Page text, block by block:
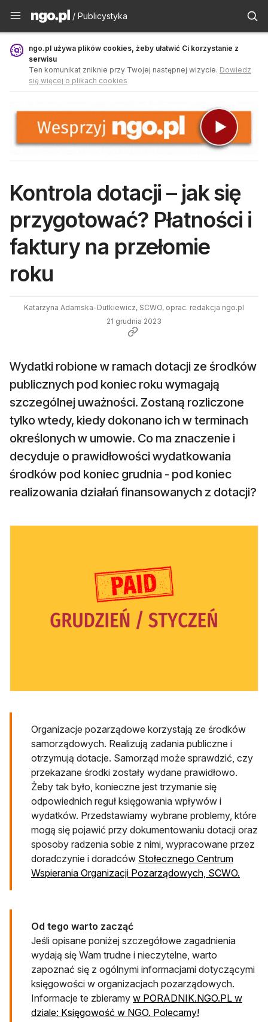
Publicystyka - ngo.pl
/ Publicystyka
ngo.pl używa plików cookies, żeby ułatwić Ci korzystanie z
serwisu
Ten komunikat zniknie przy Twojej następnej wizycie. Dowiedz
się więcej o plikach cookies
Kontrola dotacji – jak się
przygotować? Płatności i
faktury na przełomie
roku
Katarzyna Adamska-Dutkiewicz, SCWO, oprac. redakcja ngo.pl
21 grudnia 2023
Wydatki robione w ramach dotacji ze środków
publicznych pod koniec roku wymagają
szczególnej uważności. Zostaną rozliczone
tylko wtedy, kiedy dokonano ich w terminach
określonych w umowie. Co ma znaczenie i
decyduje o prawidłowości wydatkowania
środków pod koniec grudnia - pod koniec
realizowania działań finansowanych z dotacji?
Organizacje pozarządowe korzystają ze środków
samorządowych. Realizują zadania publiczne i
otrzymują dotacje. Samorząd może sprawdzić, czy
przekazane środki zostały wydane prawidłowo.
Żeby tak było, konieczne jest trzymanie się
odpowiednich reguł księgowania wpływów i
wydatków. Przedstawiamy wybrane problemy, które
mogą się pojawić przy dokumentowaniu dotacji oraz
sposoby radzenia sobie z nimi, wypracowane przez
doradczynie i doradców Stołecznego Centrum
Wspierania Organizacji Pozarządowych, SCWO.
Od tego warto zacząć
Jeśli opisane poniżej szczegółowe zagadnienia
wydają się Wam trudne i nieczytelne, warto
zapoznać się z ogólnymi informacjami dotyczącymi
księgowości w organizacjach pozarządowych.
Informacje te zbieramy w PORADNIK.NGO.PL w
dziale: Księgowość w NGO. Polecamy!